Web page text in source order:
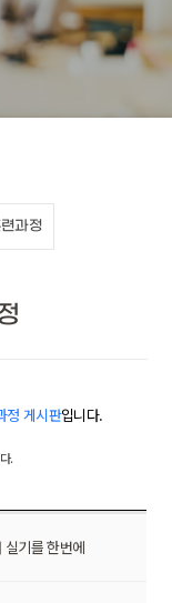
과정
정 게시판입니다.
.
기를 한번에